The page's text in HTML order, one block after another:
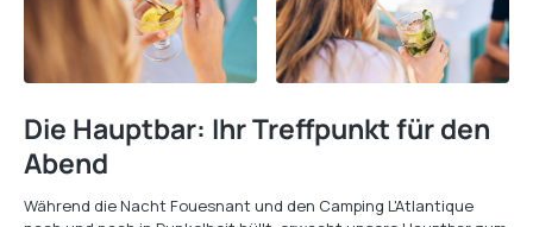
Die Hauptbar: Ihr Treffpunkt für den
Abend
Während die Nacht Fouesnant und den Camping L'Atlantique